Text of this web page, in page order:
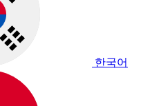
한국어